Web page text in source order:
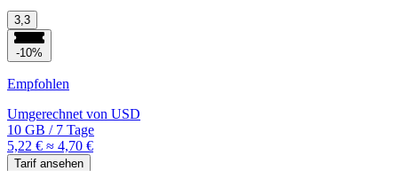
3,3
-10%
Empfohlen
Umgerechnet von USD
10 GB /7 Tage
5,22 € ≈ 4,70 €
Tarif ansehen